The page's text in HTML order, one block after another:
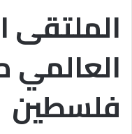
الملتقى
العالمي
فلسطين